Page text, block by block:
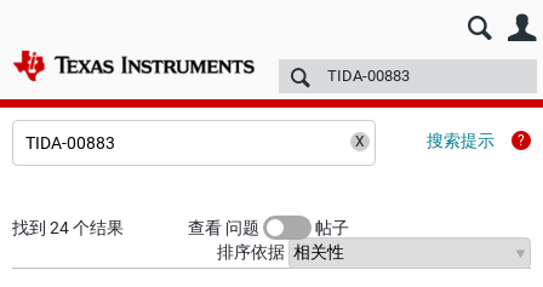
E2E™ 中文设计支持 > 技术文章 TI 培训
搜索提示
找到 24 个结果 查看 问题
帖子
排序依据